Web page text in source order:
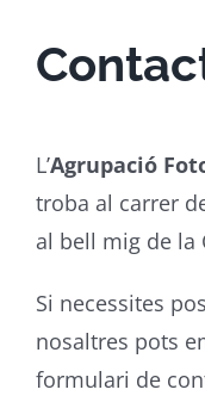
L’Agrupació
troba al carrer
al bell mig de la
Si necessites
nosaltres pots
formulari de